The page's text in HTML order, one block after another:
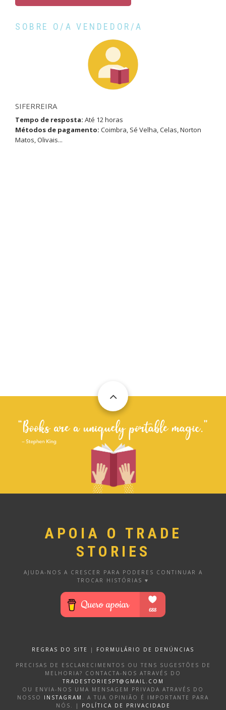
SOBRE O/A VENDEDOR/A
SIFERREIRA
Tempo de resposta: Até 12 horas
Métodos de pagamento: Coimbra, Sé Velha, Celas, Norton
Matos, Olivais...
APOIA O TRADE
STORIES
AJUDA-NOS A CRESCER PARA PODERES CONTINUAR A
TROCAR HISTÓRIAS ♥
REGRAS DO SITE | FORMULÁRIO DE DENÚNCIAS
PRECISAS DE ESCLARECIMENTOS OU TENS SUGESTÕES DE
MELHORIA? CONTACTA-NOS ATRAVÉS DO
TRADESTORIESPT@GMAIL.COM
OU ENVIA-NOS UMA MENSAGEM PRIVADA ATRAVÉS DO
NOSSO INSTAGRAM
. A TUA OPINIÃO É IMPORTANTE PARA
NÓS. |
POLÍTICA DE PRIVACIDADE